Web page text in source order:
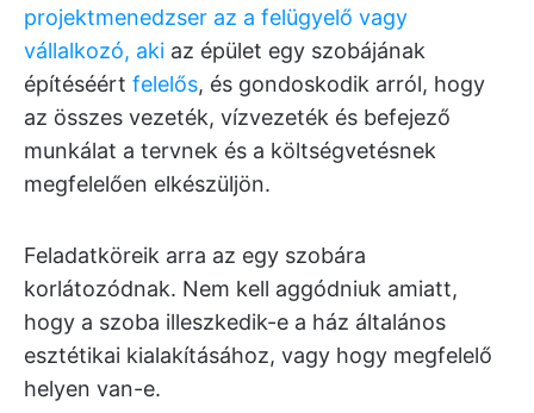
projektmenedzser az a felügyelő vagy
vállalkozó, aki az épület egy szobájának
építéséért felelős, és gondoskodik arról, hogy
az összes vezeték, vízvezeték és befejező
munkálat a tervnek és a költségvetésnek
megfelelően elkészüljön.
Feladatköreik arra az egy szobára
korlátozódnak. Nem kell aggódniuk amiatt,
hogy a szoba illeszkedik-e a ház általános
esztétikai kialakításához, vagy hogy megfelelő
helyen van-e.